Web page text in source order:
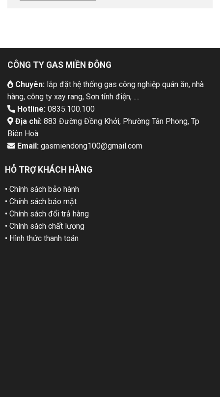
CÔNG TY GAS MIỀN ĐÔNG
Chuyên: lắp đặt hệ thống gas công nghiệp quán ăn, nhà
hàng, công ty xay rang, Sơn tỉnh điện, ....
Hotline: 0835.100.100
Địa chỉ: 883 Đường Đồng Khởi, Phường Tân Phong, Tp
Biên Hoà
Email: gasmiendong100@gmail.com
HỖ TRỢ KHÁCH HÀNG
• Chính sách bảo hành
• Chính sách bảo mật
• Chính sách đổi trả hàng
• Chính sách chất lượng
• Hình thức thanh toán